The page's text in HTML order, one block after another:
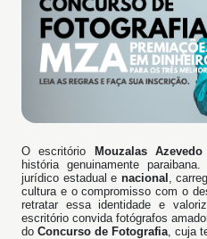
O escritório Mouzalas
história genuinamente
jurídico estadual e nacional ,
cultura e o compromisso com o
retratar essa identidade e
escritório convida fotógrafos
do Concurso de Fotografia, cuja